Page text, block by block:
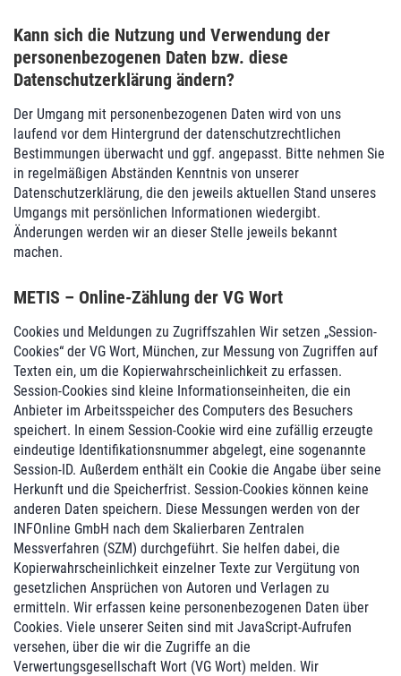
Kann sich die Nutzung und Verwendung der
personenbezogenen Daten bzw. diese
Datenschutzerklärung ändern?
Der Umgang mit personenbezogenen Daten wird von uns
laufend vor dem Hintergrund der datenschutzrechtlichen
Bestimmungen überwacht und ggf. angepasst. Bitte nehmen Sie
in regelmäßigen Abständen Kenntnis von unserer
Datenschutzerklärung, die den jeweils aktuellen Stand unseres
Umgangs mit persönlichen Informationen wiedergibt.
Änderungen werden wir an dieser Stelle jeweils bekannt
machen.
METIS – Online-Zählung der VG Wort
Cookies und Meldungen zu Zugriffszahlen Wir setzen „Session-
Cookies“ der VG Wort, München, zur Messung von Zugriffen auf
Texten ein, um die Kopierwahrscheinlichkeit zu erfassen.
Session-Cookies sind kleine Informationseinheiten, die ein
Anbieter im Arbeitsspeicher des Computers des Besuchers
speichert. In einem Session-Cookie wird eine zufällig erzeugte
eindeutige Identifikationsnummer abgelegt, eine sogenannte
Session-ID. Außerdem enthält ein Cookie die Angabe über seine
Herkunft und die Speicherfrist. Session-Cookies können keine
anderen Daten speichern. Diese Messungen werden von der
INFOnline GmbH nach dem Skalierbaren Zentralen
Messverfahren (SZM) durchgeführt. Sie helfen dabei, die
Kopierwahrscheinlichkeit einzelner Texte zur Vergütung von
gesetzlichen Ansprüchen von Autoren und Verlagen zu
ermitteln. Wir erfassen keine personenbezogenen Daten über
Cookies. Viele unserer Seiten sind mit JavaScript-Aufrufen
versehen, über die wir die Zugriffe an die
Verwertungsgesellschaft Wort (VG Wort) melden. Wir